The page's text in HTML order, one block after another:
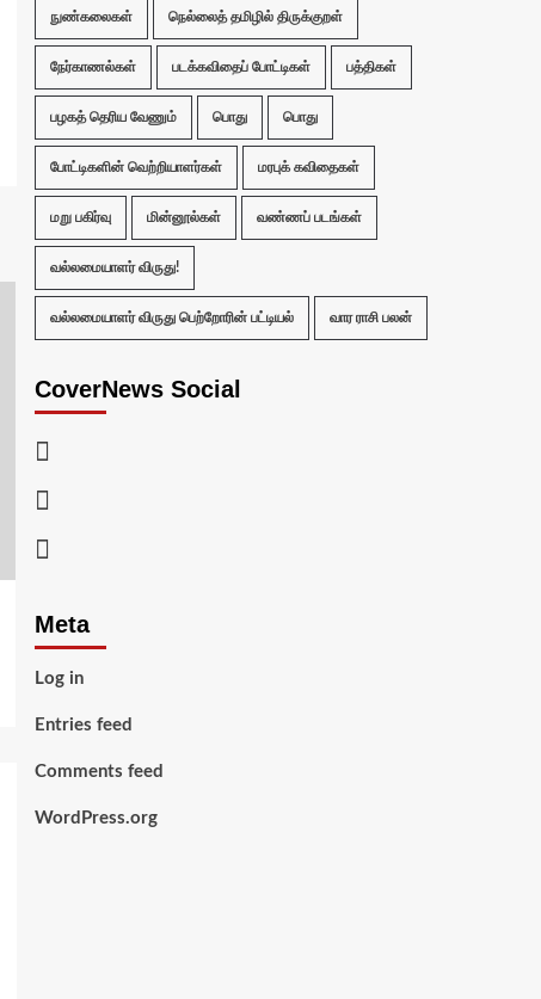
நுண்கலைகள் நெல்லைத் தமிழில் திருக்குறள்
நேர்காணல்கள் படக்கவிதைப் போட்டிகள் பத்திகள்
பழகத் தெரிய வேணும் பொது பொது
போட்டிகளின் வெற்றியாளர்கள் மரபுக் கவிதைகள்
மறு பகிர்வு மின்னூல்கள் வண்ணப் படங்கள்
வல்லமையாளர் விருது!
வல்லமையாளர் விருது பெற்றோரின் பட்டியல் வார ராசி பலன்
CoverNews Social
Meta
Log in
Entries feed
Comments feed
WordPress.org